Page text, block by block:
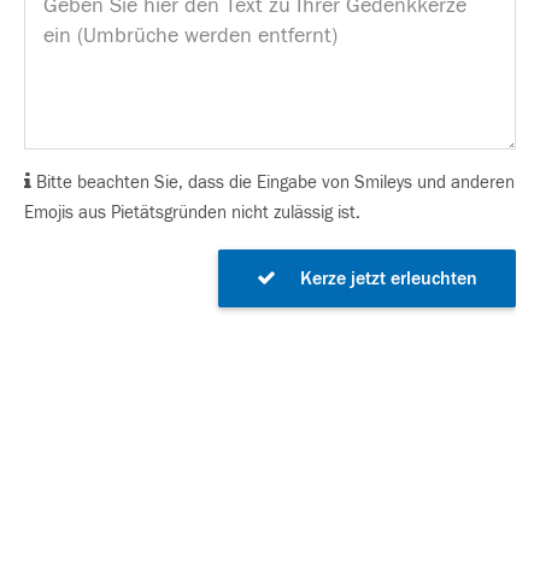
Bitte beachten Sie, dass die Eingabe von Smileys und anderen
Emojis aus Pietätsgründen nicht zulässig ist.
Kerze jetzt erleuchten